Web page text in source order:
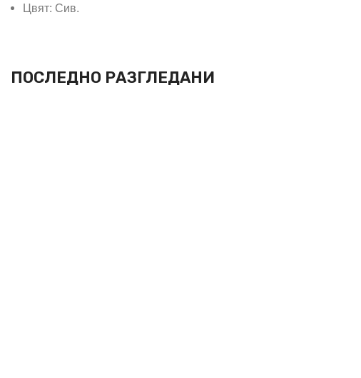
Цвят: Сив.
ПОСЛЕДНО РАЗГЛЕДАНИ